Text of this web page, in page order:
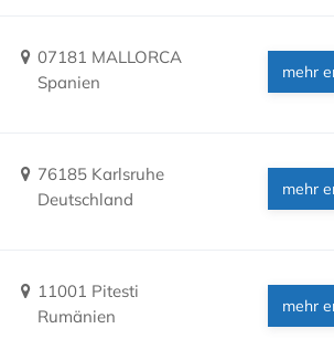
07181 MALLORCA
Spanien
mehr
76185 Karlsruhe
Deutschland
mehr
11001 Pitesti
Rumänien
mehr